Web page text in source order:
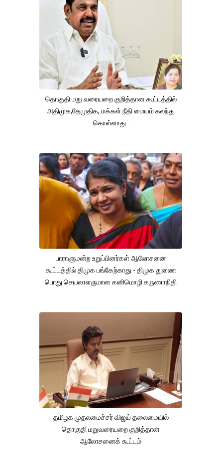
தொகுதி மறு வரையறை குறித்தான கூட்டத்தில்
அதிமுக,தேமுதிக, மக்கள் நீதி மையம் கலந்து
கொள்ளாது .
பாராளுமன்ற உறுப்பினர்கள் ஆலோசனை
கூட்டத்தில் திமுக பங்கேற்காது - திமுக துணை
பொது செயலாளருமான கனிமொழி கருணாநிதி
தமிழக முதலமைச்சர் விஜய் தலைமையில்
தொகுதி மறுவரையறை குறித்தான
ஆலோசனைக் கூட்டம்